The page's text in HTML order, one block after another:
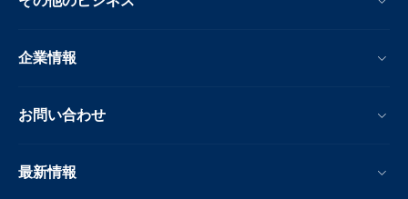
企業情報
お問い合わせ
最新情報